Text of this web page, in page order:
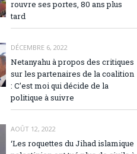
rouvre ses portes, 80 ans plus
tard
DÉCEMBRE 6, 2022
Netanyahu à propos des critiques
sur les partenaires de la coalition
: C’est moi qui décide de la
politique à suivre
AOÛT 12, 2022
‘Les roquettes du Jihad islamique